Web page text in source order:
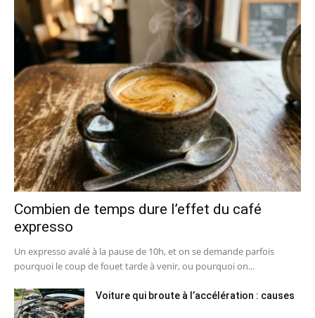
Combien de temps dure l’effet du café
expresso
Un expresso avalé à la pause de 10h, et on se demande parfois
pourquoi le coup de fouet tarde à venir, ou pourquoi on...
Voiture qui broute à l’accélération : causes